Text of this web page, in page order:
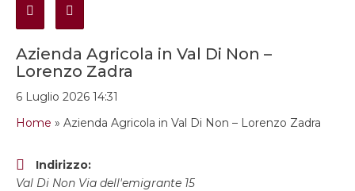
Azienda Agricola in Val Di Non –
Lorenzo Zadra
6 Luglio 2026 14:31
Home » Azienda Agricola in Val Di Non – Lorenzo Zadra
Indirizzo:
Val Di Non Via dell'emigrante 15